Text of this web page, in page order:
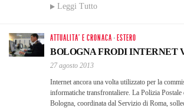
Leggi Tutto
ATTUALITA' E CRONACA · ESTERO
BOLOGNA FRODI INTERNET
27 agosto 2013
Internet ancora una volta utilizzato per la
informatiche transfrontaliere. La Polizia
Bologna, coordinata dal Servizio di Roma,